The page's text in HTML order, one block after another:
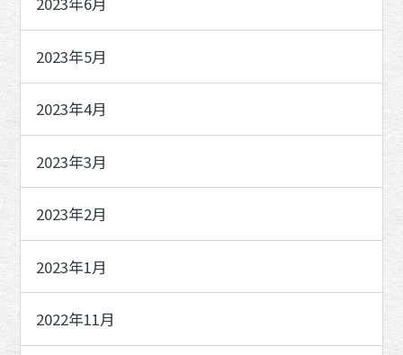
2023年5月
2023年4月
2023年3月
2023年2月
2023年1月
2022年11月